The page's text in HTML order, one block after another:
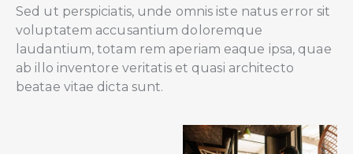
Sed ut perspiciatis, unde omnis iste natus error sit
voluptatem accusantium doloremque
laudantium, totam rem aperiam eaque ipsa, quae
ab illo inventore veritatis et quasi architecto
beatae vitae dicta sunt.